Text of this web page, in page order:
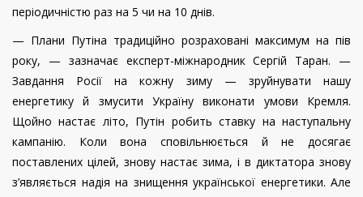
періодичністю раз на 5 чи на 10 днів.
— Плани Путіна традиційно розраховані максимум на пів
року, — зазначає експерт-міжнародник Сергій Таран. —
Завдання Росії на кожну зиму — зруйнувати нашу
енергетику й змусити Україну виконати умови Кремля.
Щойно настає літо, Путін робить ставку на наступальну
кампанію. Коли вона сповільнюється й не досягає
поставлених цілей, знову настає зима, і в диктатора знову
з’являється надія на знищення української енергетики. Але